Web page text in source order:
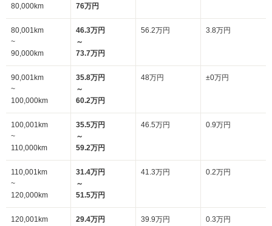
80,000km
76万円
80,001km
~
90,000km
46.3万円
～
73.7万円
56.2万円 3.8万円
90,001km
~
100,000km
35.8万円
～
60.2万円
48万円 ±0万円
100,001km
~
110,000km
35.5万円
～
59.2万円
46.5万円 0.9万円
110,001km
~
120,000km
31.4万円
～
51.5万円
41.3万円 0.2万円
120,001km
29.4万円
39.9万円 0.3万円